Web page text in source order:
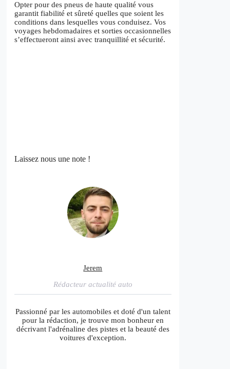
Opter pour des pneus de haute qualité vous
garantit fiabilité et sûreté quelles que soient les
conditions dans lesquelles vous conduisez. Vos
voyages hebdomadaires et sorties occasionnelles
s’effectueront ainsi avec tranquillité et sécurité.
Laissez nous une note !
Jerem
Rédacteur actualité auto
Passionné par les automobiles et doté d'un talent
pour la rédaction, je trouve mon bonheur en
décrivant l'adrénaline des pistes et la beauté des
voitures d'exception.